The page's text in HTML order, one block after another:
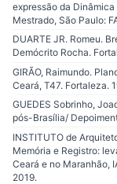
expressão da
Mestrado, São Paulo:
DUARTE JR. Romeu.
Demócrito Rocha.
GIRÃO, Raimundo.
Ceará, T47. Fortaleza.
GUEDES Sobrinho,
pós-Brasília/
INSTITUTO de
Memória e Registro:
Ceará e no Maranhão,
2019.